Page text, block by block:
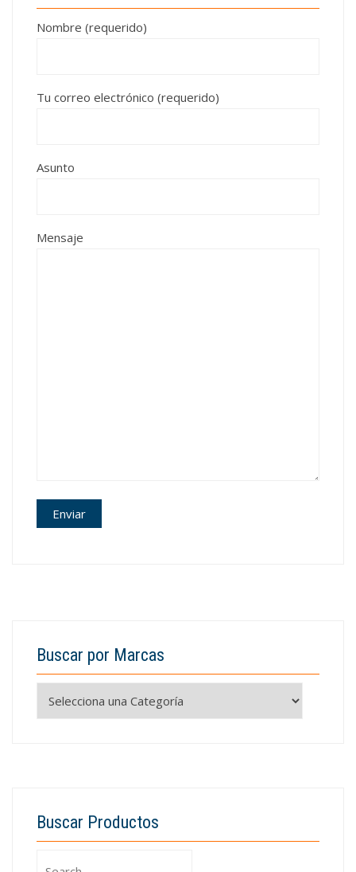
Nombre (requerido)
Tu correo electrónico (requerido)
Asunto
Mensaje
Buscar por Marcas
Buscar Productos